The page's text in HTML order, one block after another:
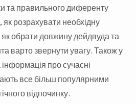
та правильного диференту
розрахувати необхідну
як обрати довжину дейдвуда та
варто звернути увагу. Також у
про сучасні
все більш популярними
відпочинку.